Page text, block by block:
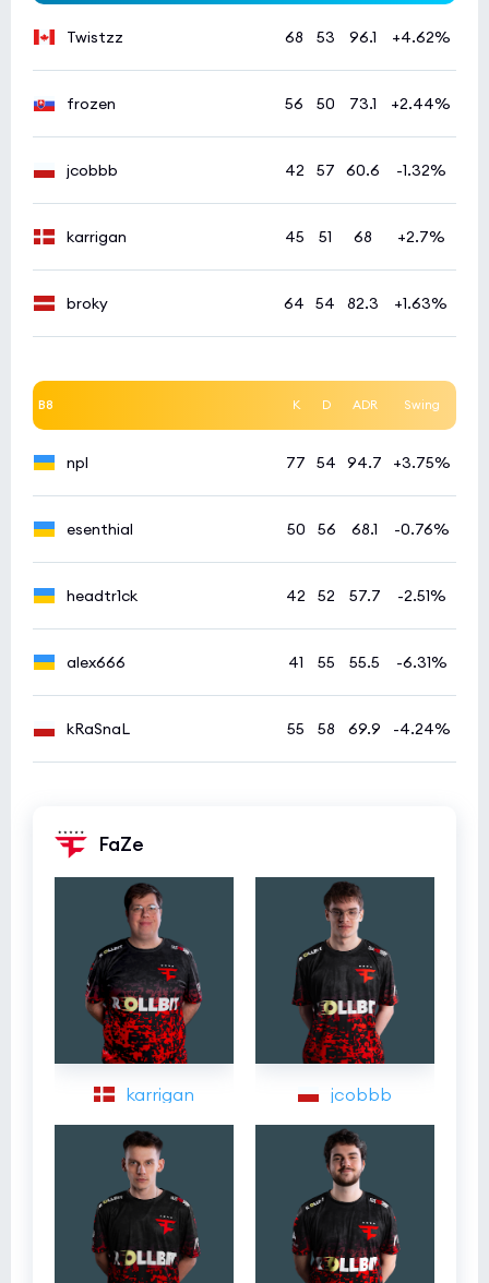
Twistzz 68 53 96.1 +4.62%
frozen 56 50 73.1 +2.44%
jcobbb 42 57 60.6 -1.32%
karrigan 45 51 68 +2.7%
broky 64 54 82.3 +1.63%
B8 K D ADR Swing
npl 77 54 94.7 +3.75%
esenthial 50 56 68.1 -0.76%
headtr1ck 42 52 57.7 -2.51%
alex666 41 55 55.5 -6.31%
kRaSnaL 55 58 69.9 -4.24%
FaZe
karrigan jcobbb